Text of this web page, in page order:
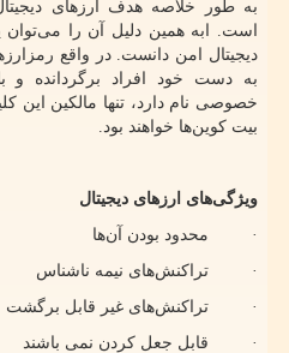
به طور خلاصه هدف ارزهای
است. ابه همین دلیل آن را
دیجیتال امن دانست. در واقع
به دست خود افراد برگردانده و
خصوصی نام دارد، تنها مالکین این
بیت کوین‌ها خواهند بود.
ویژگی‌های ارزهای دیجیتال
· محدود بودن آن‌ها
· تراکنش‌های نیمه ناشناس
· تراکنش‌های غیر قابل برگشت
· قابل جعل کردن نمی باشند